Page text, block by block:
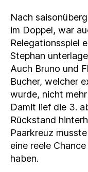
Nach
im Doppel, war
Relegationsspiel
Stephan
Auch Bruno und
Bucher, welcher
wurde, nicht
Damit lief die 3.
Rückstand
Paarkreuz
eine reele
haben.